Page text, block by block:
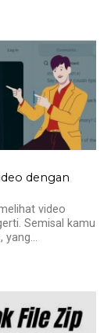
dengan
video
Semisal kamu
yang...